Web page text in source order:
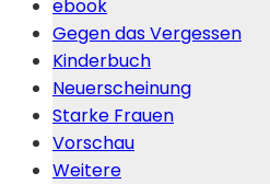
ebook
Gegen das Vergessen
Kinderbuch
Neuerscheinung
Starke Frauen
Vorschau
Weitere